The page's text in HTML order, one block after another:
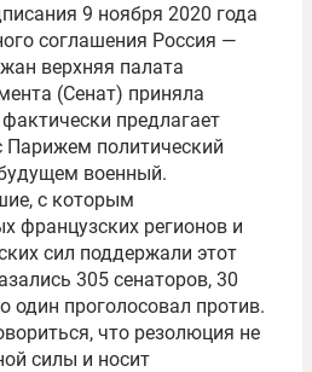
9 ноября 2020 года
соглашения Россия —
верхняя палата
(Сенат) приняла
предлагает
Парижем политический
военный.
с которым
французских регионов и
сил поддержали этот
305 сенаторов, 30
один проголосовал против.
что резолюция не
силы и носит